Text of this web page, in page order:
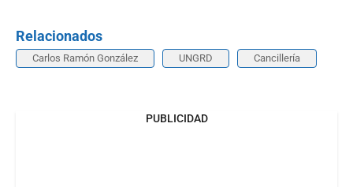
Relacionados
Carlos Ramón González UNGRD Cancillería
PUBLICIDAD